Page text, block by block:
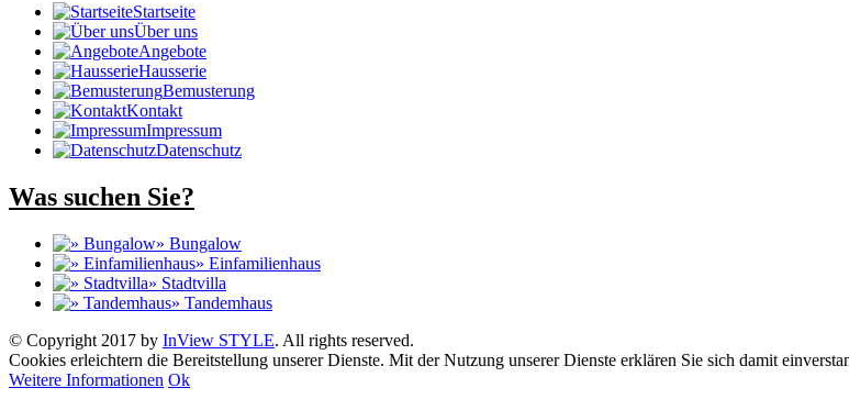
Startseite
Über uns
Angebote
Hausserie
Bemusterung
Kontakt
Impressum
Datenschutz
Was suchen Sie?
» Bungalow
» Einfamilienhaus
» Stadtvilla
» Tandemhaus
© Copyright 2017 by InView STYLE. All rights reserved.
Cookies erleichtern die Bereitstellung unserer Dienste. Mit der Nutzung unserer Dienste erklären Sie sich damit
Weitere Informationen Ok